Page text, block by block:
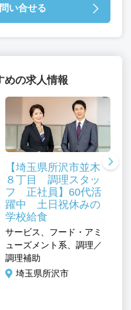
い合せる
めの求人情報
【埼玉県所沢市並木
８丁目 調理スタッ
フ 正社員】60代活
躍中 土日祝休みの
学校給食
サービス、フード・アミ
ューズメント系、調理／
調理補助
埼玉県所沢市